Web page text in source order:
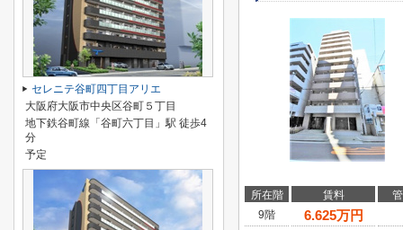
所在階 賃料
9階
6.625万円
セレニテ谷町四丁目アリエ
大阪府大阪市中央区谷町５丁目
地下鉄谷町線「谷町六丁目」駅 徒歩4
分
予定